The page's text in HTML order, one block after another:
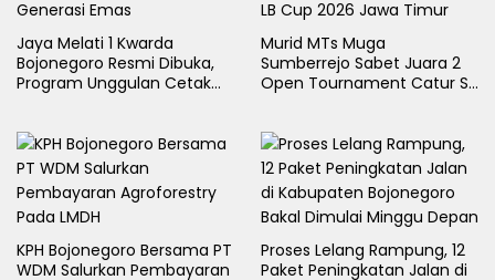
Jaya Melati 1 Kwarda
Bojonegoro Resmi Dibuka,
Program Unggulan Cetak
Murid MTs Muga
Sumberrejo Sabet Juara 2
Open Tournament Catur S-
KPH Bojonegoro Bersama PT
WDM Salurkan Pembayaran
Proses Lelang Rampung, 12
Paket Peningkatan Jalan di